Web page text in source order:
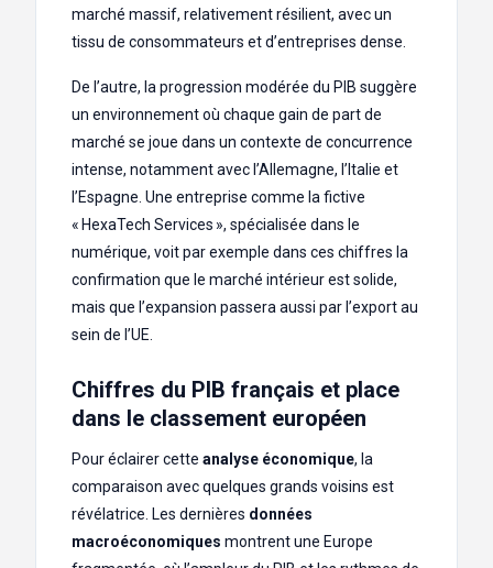
marché massif, relativement résilient, avec un
tissu de consommateurs et d’entreprises dense.
De l’autre, la progression modérée du PIB suggère
un environnement où chaque gain de part de
marché se joue dans un contexte de concurrence
intense, notamment avec l’Allemagne, l’Italie et
l’Espagne. Une entreprise comme la fictive
« HexaTech Services », spécialisée dans le
numérique, voit par exemple dans ces chiffres la
confirmation que le marché intérieur est solide,
mais que l’expansion passera aussi par l’export au
sein de l’UE.
Chiffres du PIB français et place
dans le classement européen
Pour éclairer cette analyse économique, la
comparaison avec quelques grands voisins est
révélatrice. Les dernières données
macroéconomiques montrent une Europe